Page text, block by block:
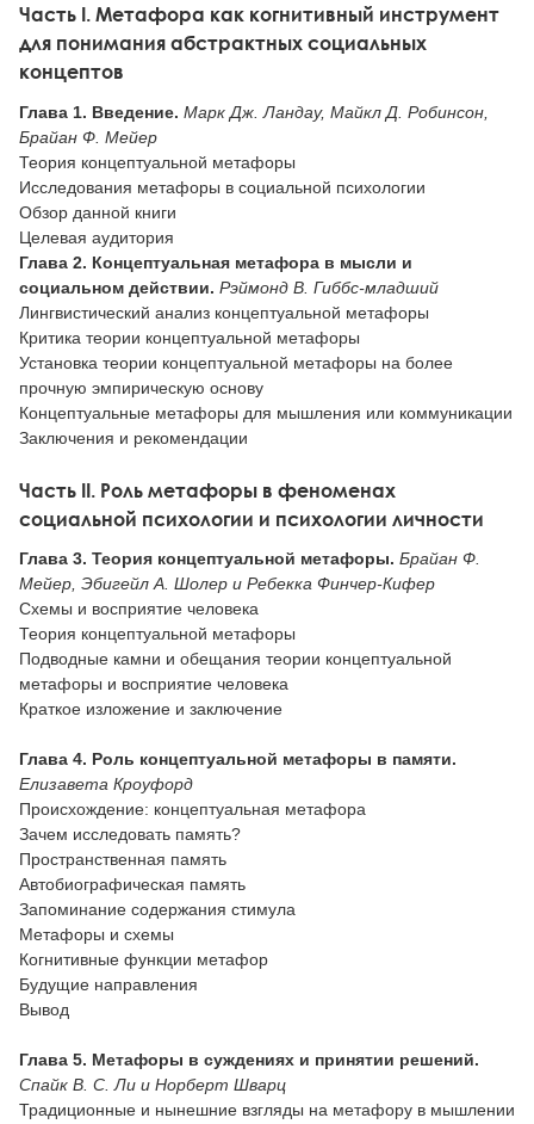
Часть I. Метафора как когнитивный инструмент
для понимания абстрактных социальных
концептов
Глава 1. Введение. Марк Дж. Ландау, Майкл Д. Робинсон,
Брайан Ф. Мейер
Теория концептуальной метафоры
Исследования метафоры в социальной психологии
Обзор данной книги
Целевая аудитория
Глава 2. Концептуальная метафора в мысли и
социальном действии. Рэймонд В. Гиббс-младший
Лингвистический анализ концептуальной метафоры
Критика теории концептуальной метафоры
Установка теории концептуальной метафоры на более
прочную эмпирическую основу
Концептуальные метафоры для мышления или коммуникации
Заключения и рекомендации
Часть II. Роль метафоры в феноменах
социальной психологии и психологии личности
Глава 3. Теория концептуальной метафоры. Брайан Ф.
Мейер, Эбигейл А. Шолер и Ребекка Финчер-Кифер
Схемы и восприятие человека
Теория концептуальной метафоры
Подводные камни и обещания теории концептуальной
метафоры и восприятие человека
Краткое изложение и заключение
Глава 4. Роль концептуальной метафоры в памяти.
Елизавета Кроуфорд
Происхождение: концептуальная метафора
Зачем исследовать память?
Пространственная память
Автобиографическая память
Запоминание содержания стимула
Метафоры и схемы
Когнитивные функции метафор
Будущие направления
Вывод
Глава 5. Метафоры в суждениях и принятии решений.
Спайк В. С. Ли и Норберт Шварц
Традиционные и нынешние взгляды на метафору в мышлении